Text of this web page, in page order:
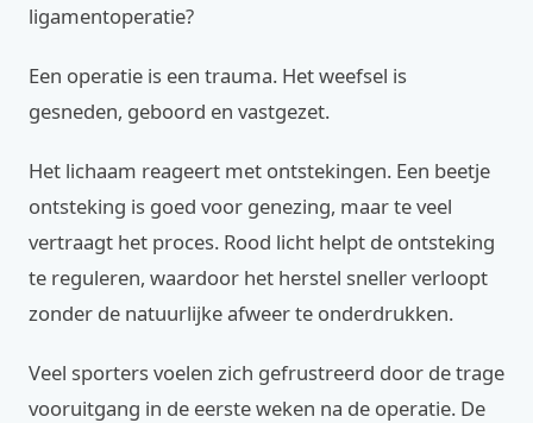
ligamentoperatie?
Een operatie is een trauma. Het weefsel is
gesneden, geboord en vastgezet.
Het lichaam reageert met ontstekingen. Een beetje
ontsteking is goed voor genezing, maar te veel
vertraagt het proces. Rood licht helpt de ontsteking
te reguleren, waardoor het herstel sneller verloopt
zonder de natuurlijke afweer te onderdrukken.
Veel sporters voelen zich gefrustreerd door de trage
vooruitgang in de eerste weken na de operatie. De